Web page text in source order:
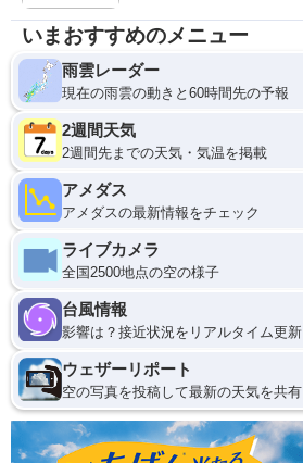
いまおすすめのメニュー
雨雲レーダー
現在の雨雲の動きと60時間先の予報
2週間天気
2週間先までの天気・気温を掲載
アメダス
アメダスの最新情報をチェック
ライブカメラ
全国2500地点の空の様子
台風情報
影響は？接近状況をリアルタイム更新
ウェザーリポート
空の写真を投稿して最新の天気を共有